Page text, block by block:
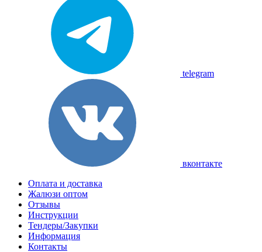
telegram
вконтакте
Оплата и доставка
Жалюзи оптом
Отзывы
Инструкции
Тендеры/Закупки
Информация
Контакты